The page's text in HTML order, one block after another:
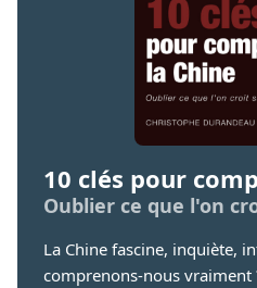
10 clés pour
Oublier ce que l'on
La Chine fascine, inquiète,
comprenons-nous vraiment